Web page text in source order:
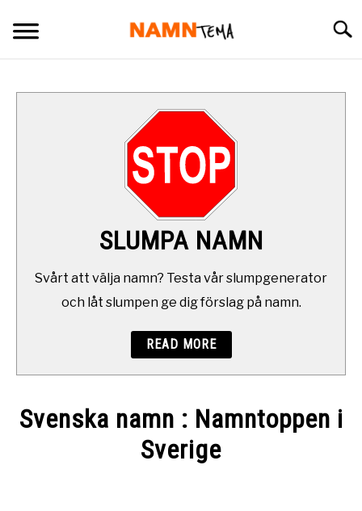
NAMN SOM BÖRJAR PÅ
NAMN I OLIKA LÄNDER
DAGENS NAMNSDAG
SLUMPA NAMN
Svårt att välja namn? Testa vår slumpgenerator
och låt slumpen ge dig förslag på namn.
READ MORE
Svenska namn : Namntoppen i
Sverige